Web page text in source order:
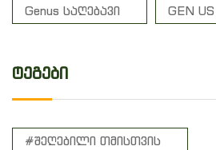
Genus საღებავი GEN
ტეგები
#შეღებილი თმისთვის